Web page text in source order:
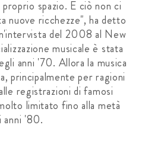
spazio. E ciò non ci
nuove ricchezze", ha detto
del 2008 al New
musicale è stata
anni '70. Allora la musica
principalmente per ragioni
registrazioni di famosi
limitato fino alla metà
anni '80.